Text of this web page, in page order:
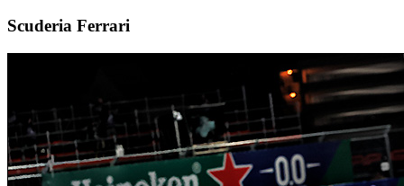
Scuderia Ferrari